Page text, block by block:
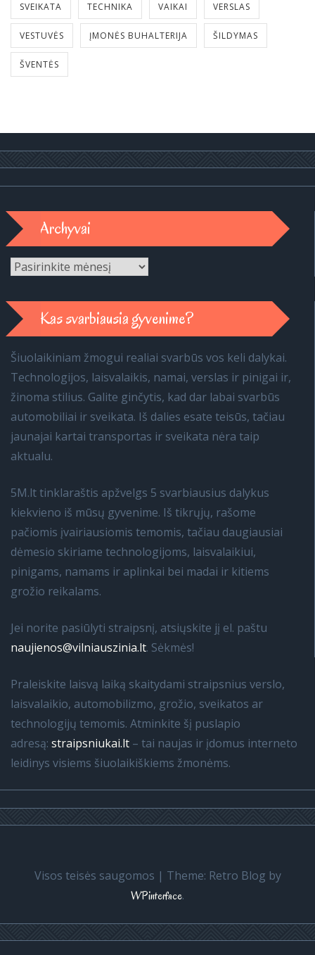
SVEIKATA TECHNIKA VAIKAI VERSLAS
VESTUVĖS ĮMONĖS BUHALTERIJA ŠILDYMAS
ŠVENTĖS
Archyvai
Archyvai
Kas svarbiausia gyvenime?
Šiuolaikiniam žmogui realiai svarbūs vos keli dalykai.
Technologijos, laisvalaikis, namai, verslas ir pinigai ir,
žinoma stilius. Galite ginčytis, kad dar labai svarbūs
automobiliai ir sveikata. Iš dalies esate teisūs, tačiau
jaunajai kartai transportas ir sveikata nėra taip
aktualu.
5M.lt tinklaraštis apžvelgs 5 svarbiausius dalykus
kiekvieno iš mūsų gyvenime. Iš tikrųjų, rašome
pačiomis įvairiausiomis temomis, tačiau daugiausiai
dėmesio skiriame technologijoms, laisvalaikiui,
pinigams, namams ir aplinkai bei madai ir kitiems
grožio reikalams.
Jei norite pasiūlyti straipsnį, atsiųskite jį el. paštu
naujienos@vilniauszinia.lt. Sėkmės!
Praleiskite laisvą laiką skaitydami straipsnius verslo,
laisvalaikio, automobilizmo, grožio, sveikatos ar
technologijų temomis. Atminkite šį puslapio
adresą: straipsniukai.lt – tai naujas ir įdomus interneto
leidinys visiems šiuolaikiškiems žmonėms.
Visos teisės saugomos | Theme: Retro Blog by
WPinterface.